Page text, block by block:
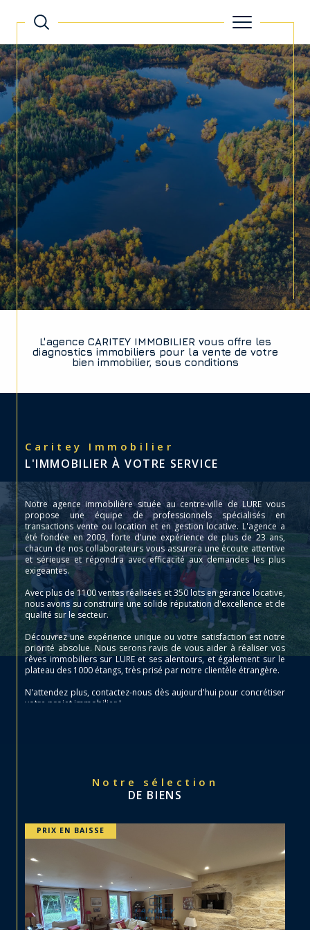
L'agence CARITEY IMMOBILIER vous offre les
diagnostics immobiliers pour la vente de votre
bien immobilier, sous conditions
Caritey Immobilier
L'IMMOBILIER À VOTRE SERVICE
Notre agence immobilière située au centre-ville de LURE vous
propose une équipe de professionnels spécialisés en
transactions vente ou location et en gestion locative. L'agence a
été fondée en 2003, forte d'une expérience de plus de 23 ans,
chacun de nos collaborateurs vous assurera une écoute attentive
et sérieuse et répondra avec efficacité aux demandes les plus
exigeantes.
Avec plus de 1100 ventes réalisées et 350 lots en gérance locative,
nous avons su construire une solide réputation d'excellence et de
qualité sur le secteur.
Découvrez une expérience unique ou votre satisfaction est notre
priorité absolue. Nous serons ravis de vous aider à réaliser vos
rêves immobiliers sur LURE et ses alentours, et également sur le
plateau des 1000 étangs, très prisé par notre clientèle étrangère.
N'attendez plus, contactez-nous dès aujourd'hui pour concrétiser
votre projet immobilier !
Notre sélection
DE BIENS
EN BAISSE
PRIX